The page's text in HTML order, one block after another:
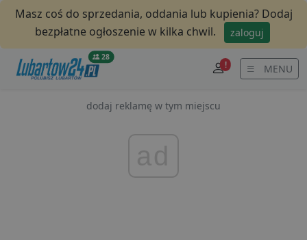
Masz coś do sprzedania, oddania lub kupienia? Dodaj
bezpłatne ogłoszenie w kilka chwil.
zaloguj
28
! MENU
dodaj reklamę w tym miejscu